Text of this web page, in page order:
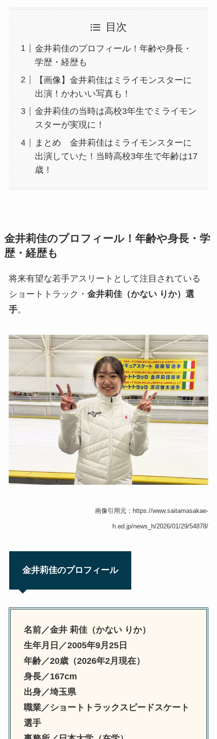
目次
金井莉佳のプロフィール！年齢や身長・
学歴・経歴も
【画像】金井莉佳はミライモンスターに
出演！かわいい写真も！
金井莉佳の当時は高校3年生でミライモン
スターが実現に！
まとめ 金井莉佳はミライモンスターに
出演していた！当時高校3年生で年齢は17
歳！
金井莉佳のプロフィール！年齢や身長・学
歴・経歴も
将来有望な若手アスリートとして注目されている
ショートトラック・ 金井莉佳（かない りか）選
手。
画像引用元：https://www.saitamasakae-
h.ed.jp/news_h/2026/01/29/54878/
金井莉佳のプロフィール
名前／金井 莉佳（かない りか）
生年月日／2005年9月25日
年齢／20歳（2026年2月現在）
身長／167cm
出身／埼玉県
職業／ショートトラックスピードスケート
選手